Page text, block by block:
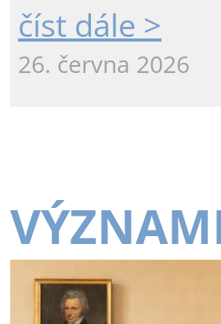
číst dále >
26. června 2026